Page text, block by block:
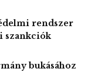
and
rendszer
szankciók
bukásához